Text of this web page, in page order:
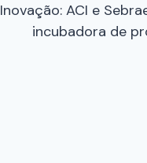
Inovação: ACI e
incubadora de